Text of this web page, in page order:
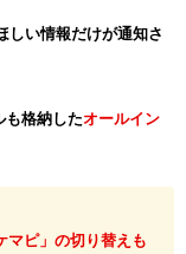
しい情報だけが通知さ
も格納したオールイン
マピ」の切り替えも